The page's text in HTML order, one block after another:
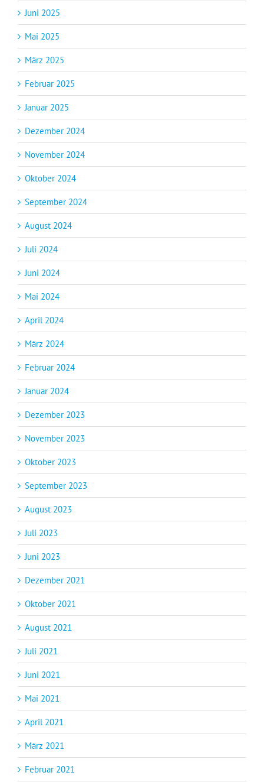
Juni 2025
Mai 2025
März 2025
Februar 2025
Januar 2025
Dezember 2024
November 2024
Oktober 2024
September 2024
August 2024
Juli 2024
Juni 2024
Mai 2024
April 2024
März 2024
Februar 2024
Januar 2024
Dezember 2023
November 2023
Oktober 2023
September 2023
August 2023
Juli 2023
Juni 2023
Dezember 2021
Oktober 2021
August 2021
Juli 2021
Juni 2021
Mai 2021
April 2021
März 2021
Februar 2021